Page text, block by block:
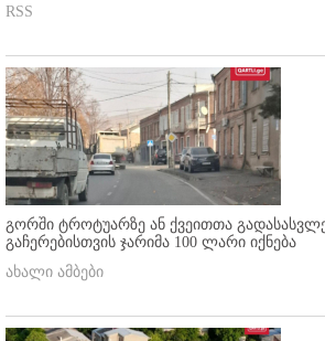
RSS
გორში ტროტუარზე ან ქვეითთა
გაჩერებისთვის ჯარიმა 100 ლარი იქნება
ახალი ამბები